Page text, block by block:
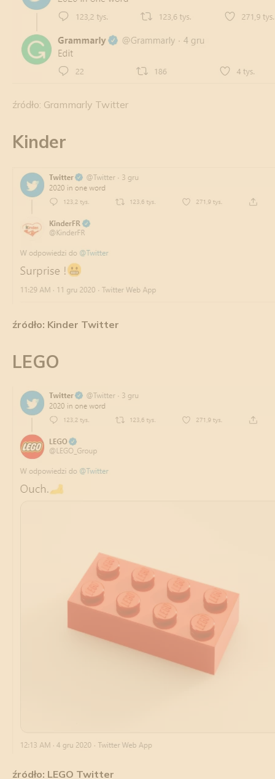
źródło: Grammarly Twitter
Kinder
źródło: Kinder Twitter
LEGO
źródło: LEGO Twitter